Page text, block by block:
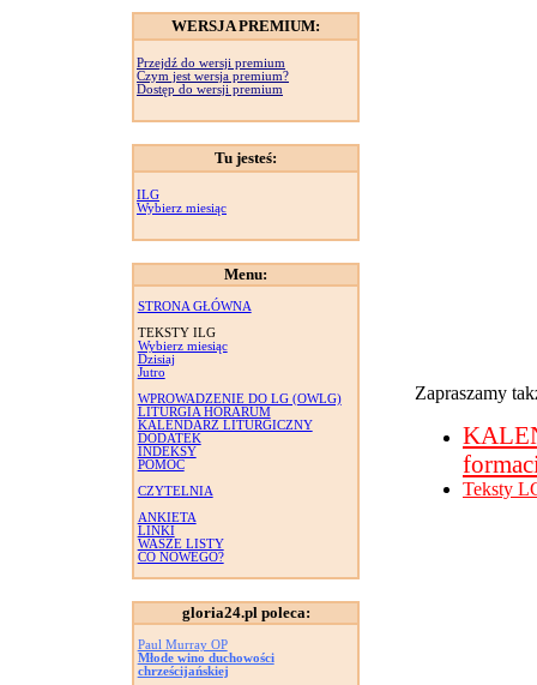
WERSJA PREMIUM:
Przejdź do wersji premium
Czym jest wersja premium?
Dostęp do wersji premium
Tu jesteś:
ILG
Wybierz miesiąc
Menu:
STRONA GŁÓWNA
TEKSTY ILG
Wybierz miesiąc
Dzisiaj
Jutro
WPROWADZENIE DO LG (OWLG)
LITURGIA HORARUM
KALENDARZ LITURGICZNY
DODATEK
INDEKSY
POMOC
CZYTELNIA
ANKIETA
LINKI
WASZE LISTY
CO NOWEGO?
gloria24.pl poleca:
Paul Murray OP
Młode wino duchowości
chrześcijańskiej
Zapraszamy
Teksty